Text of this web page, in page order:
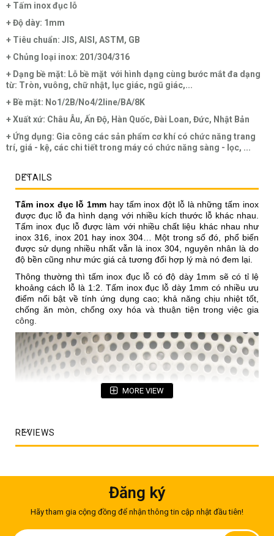
+ Tấm inox đục lỗ
+ Độ dày: 1mm
+ Tiêu chuẩn: JIS, AISI, ASTM, GB
+ Chủng loại inox: 201/304/316
+ Dạng bề mặt: Lỗ bề mặt với hình dạng cùng bước mắt đa dạng
từ: Tròn, vuông, chữ nhật, lục giác, ngũ giác,...
+ Bề mặt: No1/2B/No4/2line/BA/8K
+ Xuất xứ: Châu Âu, Ấn Độ, Hàn Quốc, Đài Loan, Đức, Nhật Bản
+ Ứng dụng: Gia công các sản phẩm cơ khí có chức năng trang
trí, giá - kệ, các chi tiết trong máy có chức năng sàng - lọc, ...
DETAILS
Tấm inox đục lỗ 1mm hay tấm inox đột lỗ là những tấm inox
được đục lỗ đa hình dạng với nhiều kích thước lỗ khác nhau.
Tấm inox đục lỗ được làm với nhiều chất liệu khác nhau như
inox 316, inox 201 hay inox 304… Một trong số đó, phổ biến
được sử dụng nhiều nhất vẫn là inox 304, nguyên nhân là do
độ bền cũng như mức giá cả tương đối hợp lý mà nó đem lại.
Thông thường thì tấm inox đục lỗ có độ dày 1mm sẽ có tỉ lệ
khoảng cách lỗ là 1:2. Tấm inox đục lỗ dày 1mm có nhiều ưu
điểm nổi bật về tính ứng dụng cao; khả năng chịu nhiệt tốt,
chống ăn mòn, chống oxy hóa và thuận tiện trong việc gia
công.
Thông thường để đục lỗ cho tấm inox sẽ sử dụng loại máy
MORE VIEW
REVIEWS
Đăng ký
Hãy tham gia cộng đồng để nhận thông tin cập nhật đầu tiên!
Sign